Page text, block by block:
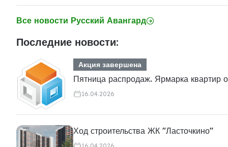
Все новости Русский Авангард
Последние новости:
Акция завершена
Пятница распродаж. Ярмарка квартир
16.04.2026
Ход строительства ЖК "Ласточкино"